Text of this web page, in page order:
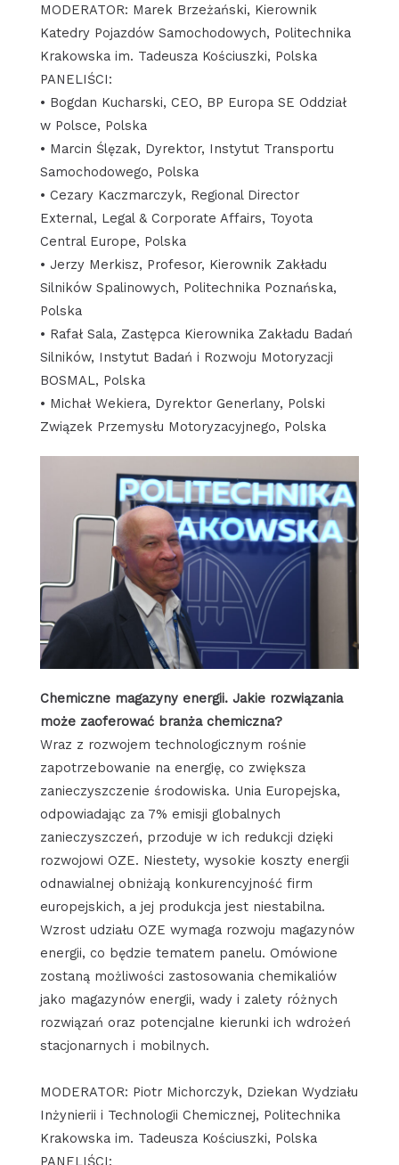
MODERATOR: Marek Brzeżański, Kierownik
Katedry Pojazdów Samochodowych, Politechnika
Krakowska im. Tadeusza Kościuszki, Polska
PANELIŚCI:
• Bogdan Kucharski, CEO, BP Europa SE Oddział
w Polsce, Polska
• Marcin Ślęzak, Dyrektor, Instytut Transportu
Samochodowego, Polska
• Cezary Kaczmarczyk, Regional Director
External, Legal & Corporate Affairs, Toyota
Central Europe, Polska
• Jerzy Merkisz, Profesor, Kierownik Zakładu
Silników Spalinowych, Politechnika Poznańska,
Polska
• Rafał Sala, Zastępca Kierownika Zakładu Badań
Silników, Instytut Badań i Rozwoju Motoryzacji
BOSMAL, Polska
• Michał Wekiera, Dyrektor Generlany, Polski
Związek Przemysłu Motoryzacyjnego, Polska
Chemiczne magazyny energii. Jakie rozwiązania
może zaoferować branża chemiczna?
Wraz z rozwojem technologicznym rośnie
zapotrzebowanie na energię, co zwiększa
zanieczyszczenie środowiska. Unia Europejska,
odpowiadając za 7% emisji globalnych
zanieczyszczeń, przoduje w ich redukcji dzięki
rozwojowi OZE. Niestety, wysokie koszty energii
odnawialnej obniżają konkurencyjność firm
europejskich, a jej produkcja jest niestabilna.
Wzrost udziału OZE wymaga rozwoju magazynów
energii, co będzie tematem panelu. Omówione
zostaną możliwości zastosowania chemikaliów
jako magazynów energii, wady i zalety różnych
rozwiązań oraz potencjalne kierunki ich wdrożeń
stacjonarnych i mobilnych.
MODERATOR: Piotr Michorczyk, Dziekan Wydziału
Inżynierii i Technologii Chemicznej, Politechnika
Krakowska im. Tadeusza Kościuszki, Polska
PANELIŚCI: